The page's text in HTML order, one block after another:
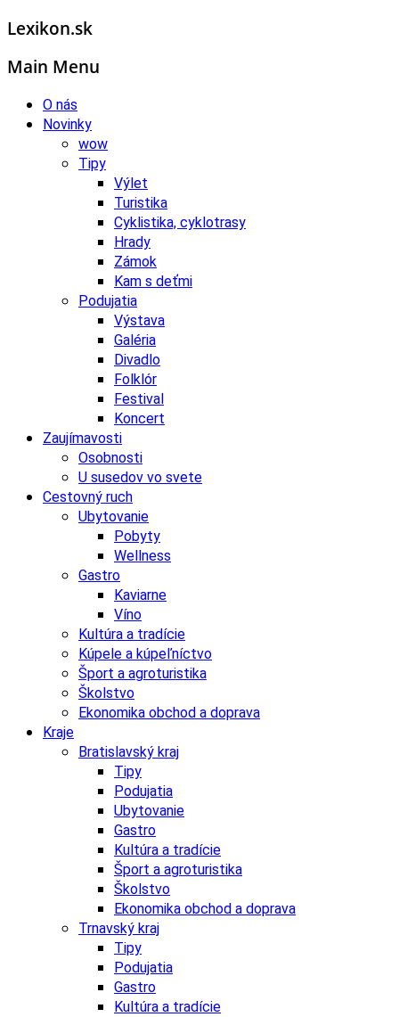
Lexikon.sk
Main Menu
O nás
Novinky
wow
Tipy
Výlet
Turistika
Cyklistika, cyklotrasy
Hrady
Zámok
Kam s deťmi
Podujatia
Výstava
Galéria
Divadlo
Folklór
Festival
Koncert
Zaujímavosti
Osobnosti
U susedov vo svete
Cestovný ruch
Ubytovanie
Pobyty
Wellness
Gastro
Kaviarne
Víno
Kultúra a tradície
Kúpele a kúpeľníctvo
Šport a agroturistika
Školstvo
Ekonomika obchod a doprava
Kraje
Bratislavský kraj
Tipy
Podujatia
Ubytovanie
Gastro
Kultúra a tradície
Šport a agroturistika
Školstvo
Ekonomika obchod a doprava
Trnavský kraj
Tipy
Podujatia
Gastro
Kultúra a tradície